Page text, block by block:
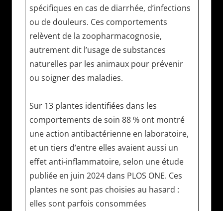
spécifiques en cas de diarrhée, d’infections
ou de douleurs. Ces comportements
relèvent de la zoopharmacognosie,
autrement dit l’usage de substances
naturelles par les animaux pour prévenir
ou soigner des maladies.
Sur 13 plantes identifiées dans les
comportements de soin 88 % ont montré
une action antibactérienne en laboratoire,
et un tiers d’entre elles avaient aussi un
effet anti-inflammatoire, selon une étude
publiée en juin 2024 dans PLOS ONE. Ces
plantes ne sont pas choisies au hasard :
elles sont parfois consommées